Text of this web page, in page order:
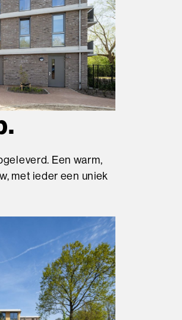
Een warm,
met ieder een uniek